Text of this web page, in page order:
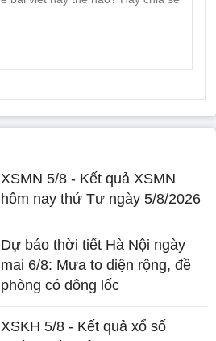
XSMN 5/8 - Kết quả XSMN
hôm nay thứ Tư ngày 5/8/2026
Dự báo thời tiết Hà Nội ngày
mai 6/8: Mưa to diện rộng, đề
phòng có dông lốc
XSKH 5/8 - Kết quả xổ số